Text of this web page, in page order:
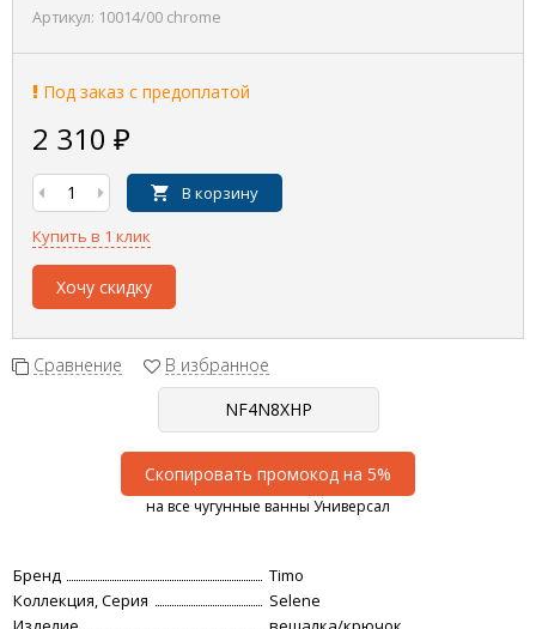
Артикул: 10014/00 chrome
Под заказ с предоплатой
2 310 ₽
В корзину
Купить в 1 клик
Хочу скидку
Сравнение В избранное
Скопировать промокод на 5%
на все чугунные ванны Универсал
Бренд
Timo
Коллекция, Серия
Selene